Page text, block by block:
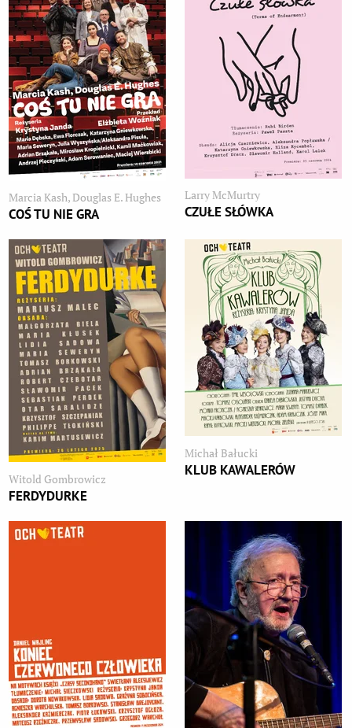
Marcia Kash, Douglas E. Hughes
COŚ TU NIE GRA
Larry McMurtry
CZUŁE SŁÓWKA
Witold Gombrowicz
FERDYDURKE
Michał Bałucki
KLUB KAWALERÓW